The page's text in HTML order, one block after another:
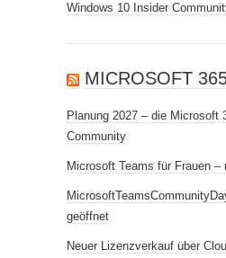
Windows 10 Insider
MICROSOFT
Planung 2027 – die Microsoft
Community
Microsoft Teams für Frauen –
geöffnet
Neuer Lizenzverkauf über